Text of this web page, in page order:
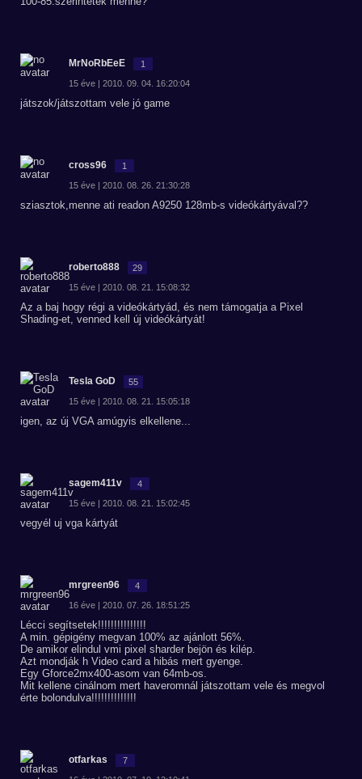
MrNoRbEeE 1
15 éve | 2010. 09. 04. 16:20:04
játszok/játszottam vele jó game
cross96 1
15 éve | 2010. 08. 26. 21:30:28
sziasztok,menne ati readon A9250 128mb-s videókártyával??
roberto888 29
15 éve | 2010. 08. 21. 15:08:32
Az a baj hogy régi a videókártyád, és nem támogatja a Pixel
Shading-et, venned kell új videókártyát!
Tesla GoD 55
15 éve | 2010. 08. 21. 15:05:18
igen, az új VGA amúgyis elkellene...
sagem411v 4
15 éve | 2010. 08. 21. 15:02:45
vegyél uj vga kártyát
mrgreen96 4
16 éve | 2010. 07. 26. 18:51:25
Lécci segítsetek!!!!!!!!!!!!!!!
A min. gépigény megvan 100% az ajánlott 56%.
De amikor elindul vmi pixel sharder bejön és kilép.
Azt mondják h Video card a hibás mert gyenge.
Egy Gforce2mx400-asom van 64mb-os.
Mit kellene cinálnom mert haveromnál játszottam vele és megvol
érte bolondulva!!!!!!!!!!!!!!
otfarkas 7